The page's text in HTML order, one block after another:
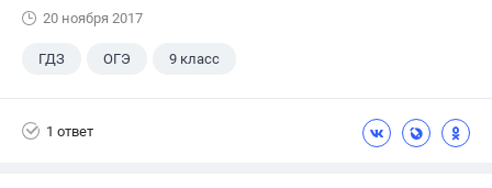
20 ноября 2017
ГДЗ ОГЭ 9 класс
1 ответ